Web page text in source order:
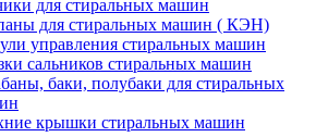
для стиральных машин
для стиральных машин ( КЭН)
управления стиральных машин
сальников стиральных машин
баки, полубаки для стиральных
крышки стиральных машин